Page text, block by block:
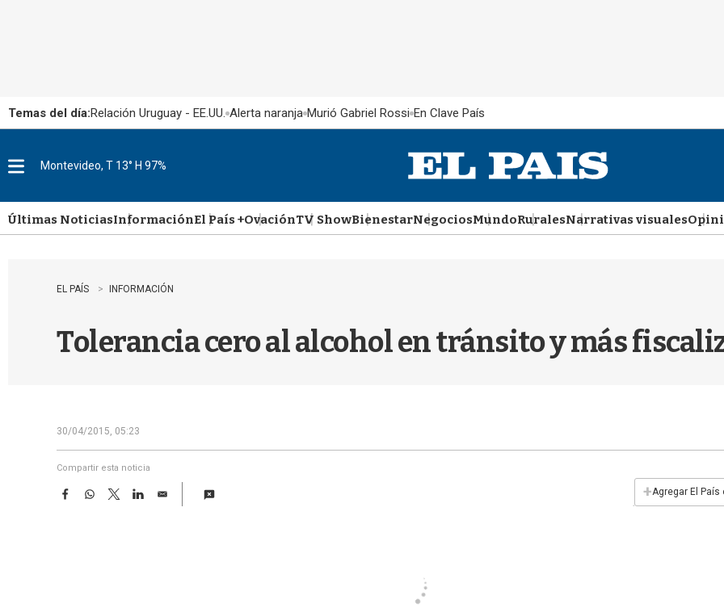
Temas del día:Relación Uruguay - EE.UU. Alerta naranja Murió Gabriel Rossi En Clave País
u
Montevideo, T 13° H 97%
Últimas NoticiasInformaciónEl País +OvaciónTV ShowBienestarNegociosMundoRuralesNarrativas visuales
EL PAÍS INFORMACIÓN
Tolerancia cero al alcohol en tránsito y más
30/04/2015, 05:23
Compartir esta noticia
F
W
T
w
L
E
+Agregar El País